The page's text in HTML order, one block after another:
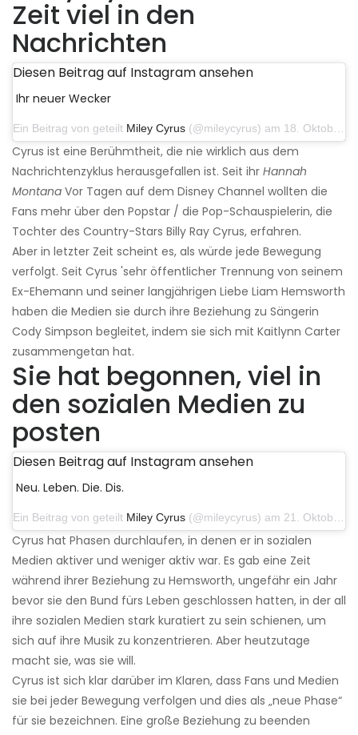
Zeit viel in den
Nachrichten
Diesen Beitrag auf Instagram ansehen
Ihr neuer Wecker
Ein Beitrag von geteilt Miley Cyrus (@mileycyrus) am 18. Oktober 2019 um 19:03 Uhr PDT
Cyrus ist eine Berühmtheit, die nie wirklich aus dem
Nachrichtenzyklus herausgefallen ist. Seit ihr Hannah
Montana Vor Tagen auf dem Disney Channel wollten die
Fans mehr über den Popstar / die Pop-Schauspielerin, die
Tochter des Country-Stars Billy Ray Cyrus, erfahren.
Aber in letzter Zeit scheint es, als würde jede Bewegung
verfolgt. Seit Cyrus 'sehr öffentlicher Trennung von seinem
Ex-Ehemann und seiner langjährigen Liebe Liam Hemsworth
haben die Medien sie durch ihre Beziehung zu Sängerin
Cody Simpson begleitet, indem sie sich mit Kaitlynn Carter
zusammengetan hat.
Sie hat begonnen, viel in
den sozialen Medien zu
posten
Diesen Beitrag auf Instagram ansehen
Neu. Leben. Die. Dis.
Ein Beitrag von geteilt Miley Cyrus (@mileycyrus) am 21. Oktober 2019 um 12:31 Uhr PDT
Cyrus hat Phasen durchlaufen, in denen er in sozialen
Medien aktiver und weniger aktiv war. Es gab eine Zeit
während ihrer Beziehung zu Hemsworth, ungefähr ein Jahr
bevor sie den Bund fürs Leben geschlossen hatten, in der all
ihre sozialen Medien stark kuratiert zu sein schienen, um
sich auf ihre Musik zu konzentrieren. Aber heutzutage
macht sie, was sie will.
Cyrus ist sich klar darüber im Klaren, dass Fans und Medien
sie bei jeder Bewegung verfolgen und dies als „neue Phase“
für sie bezeichnen. Eine große Beziehung zu beenden